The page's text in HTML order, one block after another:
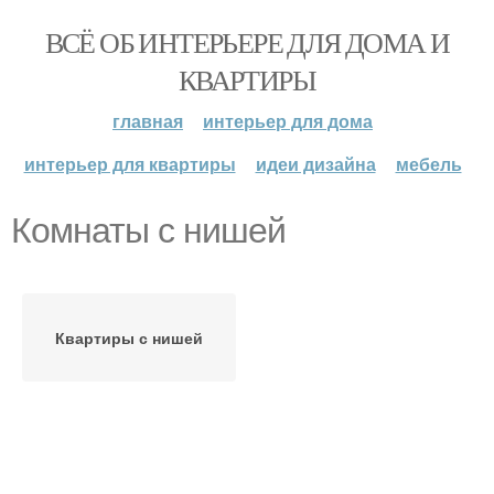
ВСЁ ОБ ИНТЕРЬЕРЕ ДЛЯ ДОМА И
КВАРТИРЫ
главная
интерьер для дома
интерьер для квартиры
идеи дизайна мебель
Комнаты с нишей
Квартиры с нишей